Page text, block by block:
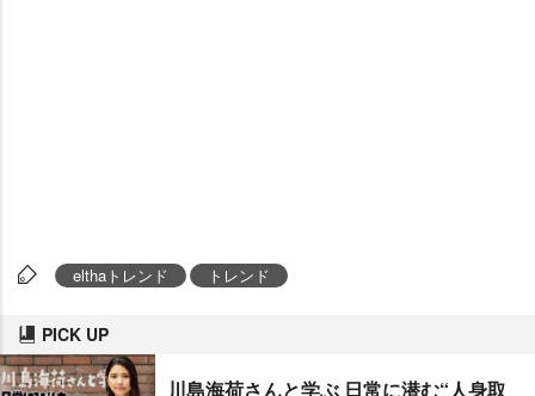
elthaトレンド トレンド
PICK UP
川島海荷さんと学ぶ 日常に潜む“人身取